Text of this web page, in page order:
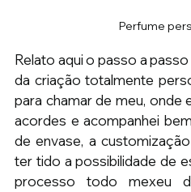
Perfume
Relato aqui o passo a
da criação totalmente
para chamar de meu, onde
acordes e acompanhei
de envase, a
ter tido a possibilidade de
processo todo mexeu